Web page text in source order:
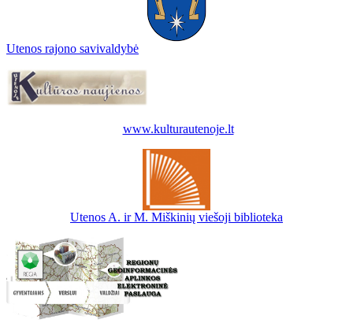
Utenos rajono savivaldybė
www.kulturautenoje.lt
Utenos A. ir M. Miškinių viešoji biblioteka